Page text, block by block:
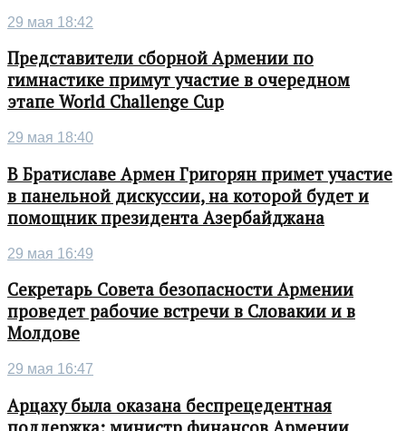
29 мая 18:42
Представители сборной Армении по
гимнастике примут участие в очередном
этапе World Challenge Cup
29 мая 18:40
В Братиславе Армен Григорян примет участие
в панельной дискуссии, на которой будет и
помощник президента Азербайджана
29 мая 16:49
Секретарь Совета безопасности Армении
проведет рабочие встречи в Словакии и в
Молдове
29 мая 16:47
Арцаху была оказана беспрецедентная